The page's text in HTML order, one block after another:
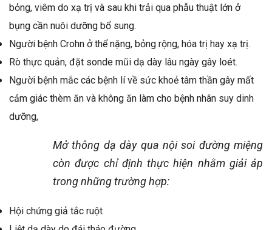
bỏng, viêm do xạ trị và sau khi trải qua phẫu thuật lớn ở
bụng cần nuôi dưỡng bổ sung.
Người bệnh Crohn ở thể nặng, bỏng rộng, hóa trị hay xạ trị.
Rò thực quản, đặt sonde mũi dạ dày lâu ngày gây loét.
Người bệnh mắc các bệnh lí về sức khoẻ tâm thần gây mất
cảm giác thèm ăn và không ăn làm cho bệnh nhân suy dinh
dưỡng,
Mở thông dạ dày qua nội soi đường miệng
còn được chỉ định thực hiện nhằm giải áp
trong những trường hợp:
Hội chứng giả tắc ruột